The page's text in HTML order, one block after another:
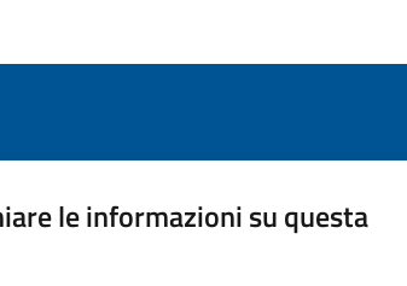
le informazioni su questa